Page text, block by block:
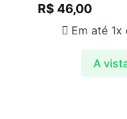
R$ 46,00
A
Em até 1x